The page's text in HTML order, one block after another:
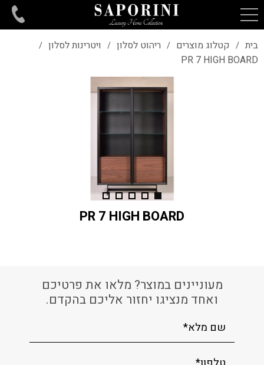
בית / קטלוג מוצרים / ריהוט לסלון / ויטרינות לסלון /
PR 7 HIGH BOARD
PR 7 HIGH BOARD
מעוניינים במוצר? מלאו את פרטיכם
ואחד מנציגו יחזור אליכם בהקדם.